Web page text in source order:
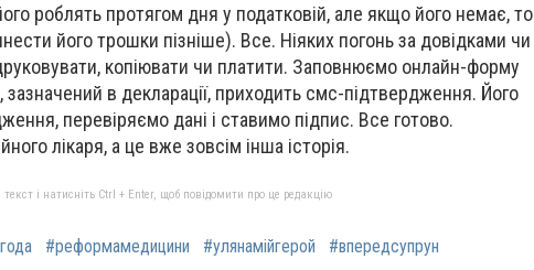
роблять протягом дня у податковій, але якщо його немає, то
його трошки пізніше). Все. Ніяких погонь за довідками чи
копіювати чи платити. Заповнюємо онлайн-форму
зазначений в декларації, приходить смс-підтвердження. Його
перевіряємо дані і ставимо підпис. Все готово.
лікаря, а це вже зовсім інша історія.
і натисніть Ctrl + Enter, щоб повідомити про це редакцію
#реформамедицини #улянамійгерой #впередсупрун